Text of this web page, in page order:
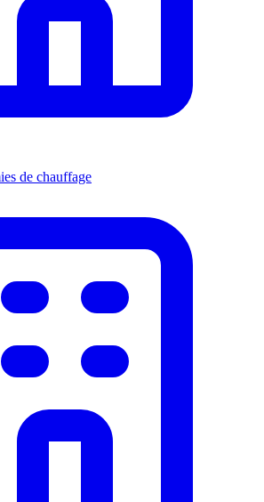
de chauffage